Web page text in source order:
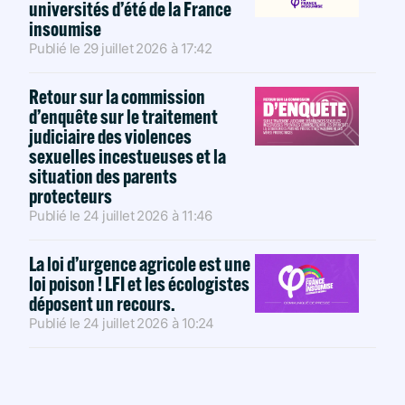
universités d’été de la France
insoumise
Publié le 29 juillet 2026 à 17:42
Retour sur la commission
d’enquête sur le traitement
judiciaire des violences
sexuelles incestueuses et la
situation des parents
protecteurs
Publié le 24 juillet 2026 à 11:46
La loi d’urgence agricole est une
loi poison ! LFI et les écologistes
déposent un recours.
Publié le 24 juillet 2026 à 10:24